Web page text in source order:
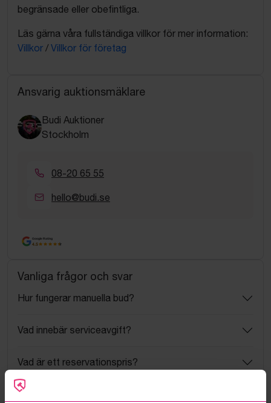
begränsade eller obefintliga.
Läs gärna våra fullständiga villkor för mer information:
Villkor / Villkor för företag
Ansvarig auktionsmäklare
Budi Auktioner
Stockholm
08-20 65 55
hello@budi.se
Google Rating
4.5
Vanliga frågor och svar
Hur fungerar manuella bud?
Vad innebär serviceavgift?
Vad är ett reservationspris?
Hur fungerar maxbud?